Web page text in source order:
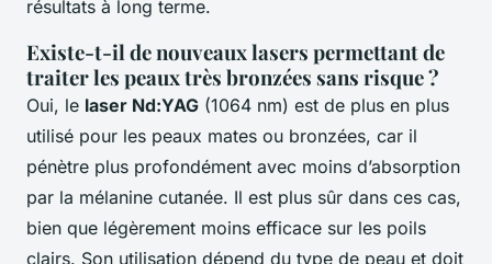
résultats à long terme.
Existe-t-il de nouveaux lasers permettant de
traiter les peaux très bronzées sans risque ?
Oui, le laser Nd:YAG (1064 nm) est de plus en plus
utilisé pour les peaux mates ou bronzées, car il
pénètre plus profondément avec moins d’absorption
par la mélanine cutanée. Il est plus sûr dans ces cas,
bien que légèrement moins efficace sur les poils
clairs. Son utilisation dépend du type de peau et doit